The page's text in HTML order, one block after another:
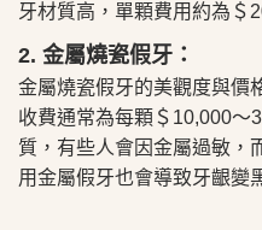
牙材質高，單顆費用約為＄
​2. 金屬燒瓷假牙：
金屬燒瓷假牙的美觀度與價
收費通常為每顆＄10,000～
質，有些人會因金屬過敏，
用金屬假牙也會導致牙齦變